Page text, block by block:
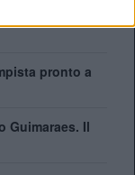
pronto a
Guimaraes. Il